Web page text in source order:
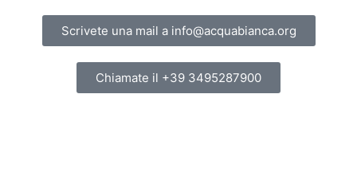
Scrivete una mail a info@acquabianca.org
Chiamate il +39 3495287900